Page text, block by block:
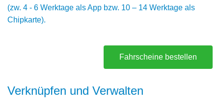
(zw. 4 - 6 Werktage als App bzw. 10 – 14 Werktage als
Chipkarte).
Fahrscheine bestellen
Verknüpfen und Verwalten